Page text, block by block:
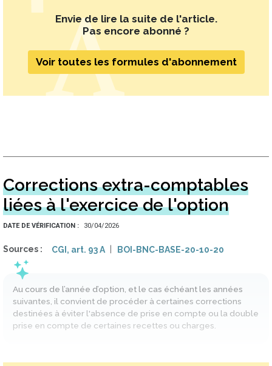
Envie de lire la suite de l'article.
Pas encore abonné ?
Voir toutes les formules d'abonnement
Corrections extra-comptables
liées à l'exercice de l'option
DATE DE VÉRIFICATION 30/04/2026
Sources CGI, art. 93 A BOI-BNC-BASE-20-10-20
Au cours de l’année d’option, et le cas échéant les années
suivantes, il convient de procéder à certaines corrections
destinées à éviter l'absence de prise en compte ou la double
prise en compte de certaines recettes ou charges.